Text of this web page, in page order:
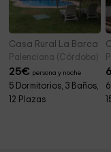
Casa Rural La Barca
Palenciana (Córdoba)
25€ persona y noche
5 Dormitorios, 3 Baños,
12 Plazas